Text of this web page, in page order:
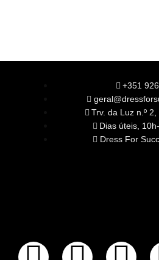
+351
Trv. da Luz n.º
Dias úteis,
Dress For